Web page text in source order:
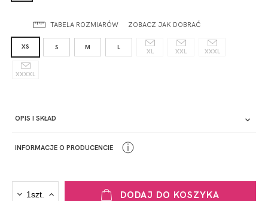
TABELA ROZMIARÓW ZOBACZ JAK DOBRAĆ
XS S M L
XL XXL XXXL
XXXXL
OPIS I SKŁAD
INFORMACJE O PRODUCENCIE ⓘ
DODAJ DO KOSZYKA